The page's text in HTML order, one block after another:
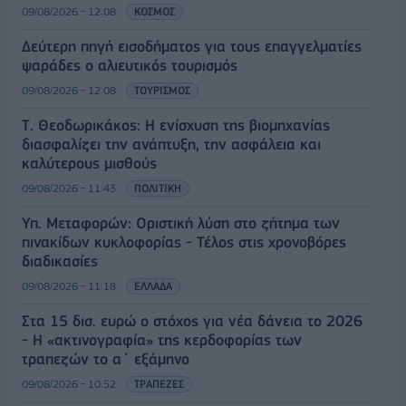
09/08/2026 - 12:08 ΚΟΣΜΟΣ
Δεύτερη πηγή εισοδήματος για τους επαγγελματίες
ψαράδες ο αλιευτικός τουρισμός
09/08/2026 - 12:08 ΤΟΥΡΙΣΜΟΣ
Τ. Θεοδωρικάκος: Η ενίσχυση της βιομηχανίας
διασφαλίζει την ανάπτυξη, την ασφάλεια και
καλύτερους μισθούς
09/08/2026 - 11:43 ΠΟΛΙΤΙΚΗ
Υπ. Μεταφορών: Οριστική λύση στο ζήτημα των
πινακίδων κυκλοφορίας - Τέλος στις χρονοβόρες
διαδικασίες
09/08/2026 - 11:18 ΕΛΛΑΔΑ
Στα 15 δισ. ευρώ ο στόχος για νέα δάνεια το 2026
- Η «ακτινογραφία» της κερδοφορίας των
τραπεζών το α΄ εξάμηνο
09/08/2026 - 10:52 ΤΡΑΠΕΖΕΣ